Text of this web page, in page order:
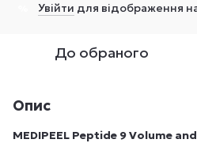
Увійти для відображення
До обраного
Опис
MEDIPEEL Peptide 9 Volume